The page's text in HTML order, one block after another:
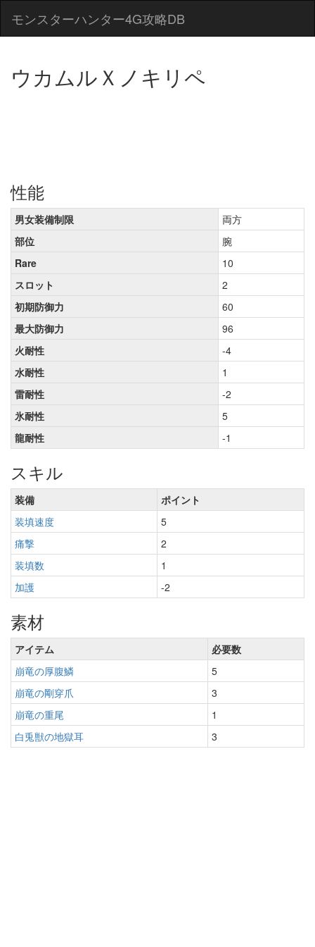
モンスターハンター4G攻略DB
ウカムルＸノキリペ
性能
男女装備制限
両方
部位
腕
Rare
10
スロット
2
初期防御力
60
最大防御力
96
火耐性
-4
水耐性
1
雷耐性
-2
氷耐性
5
龍耐性
-1
スキル
装備
ポイント
装填速度
5
痛撃
2
装填数
1
加護
-2
素材
アイテム
必要数
崩竜の厚腹鱗
5
崩竜の剛穿爪
3
崩竜の重尾
1
白兎獣の地獄耳
3